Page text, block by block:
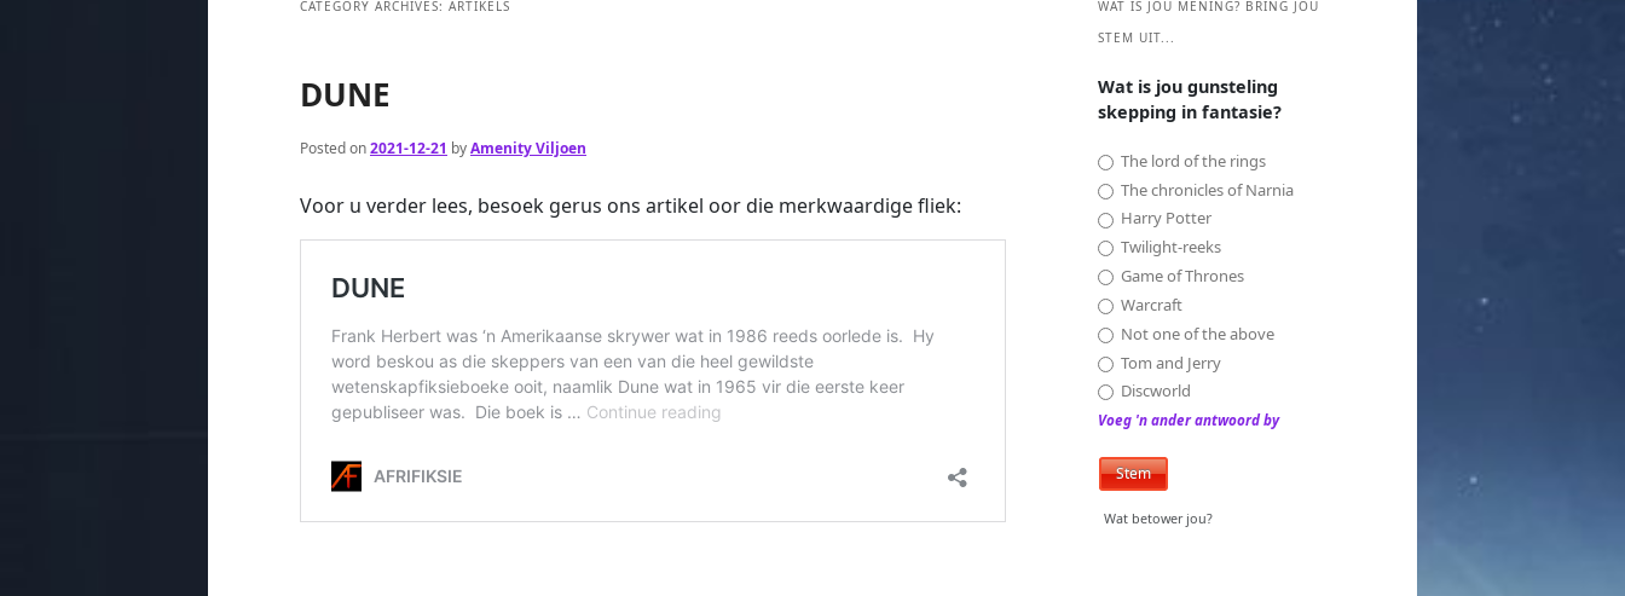
CATEGORY ARCHIVES: ARTIKELS
DUNE
Posted on2021-12-21 byAmenity Viljoen
Voor u verder lees, besoek gerus ons artikel oor die merkwaardige fliek:
WAT IS JOU MENING? BRING JOU
STEM UIT...
Wat is jou gunsteling
skepping in fantasie?
The lord of the rings
The chronicles of Narnia
Harry Potter
Twilight-reeks
Game of Thrones
Warcraft
Not one of the above
Tom and Jerry
Discworld
Voeg 'n ander antwoord by
Wat betower jou?